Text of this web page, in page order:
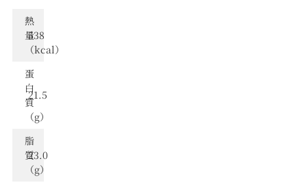
熱
量
（kcal）
538
蛋
⽩
質
（g）
21.5
脂
質
（g）
23.0